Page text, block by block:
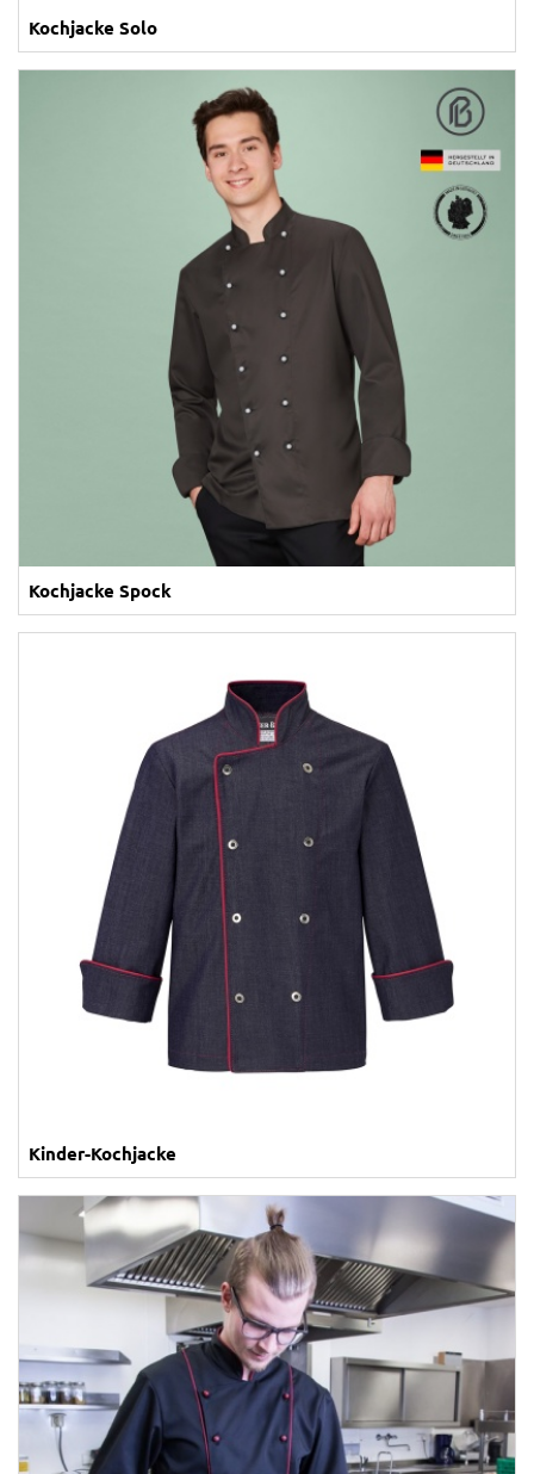
Kochjacke Solo
Kochjacke Spock
Kinder-Kochjacke